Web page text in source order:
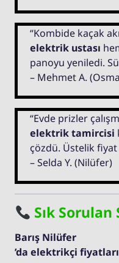
“Kombide kaçak
elektrik ustası
panoyu yeniledi.
– Mehmet A.
“Evde prizler
elektrik tamircisi
çözdü. Üstelik
– Selda Y. (Nilüfer)
Sık
Barış Nilüfer
’da elektrikçi